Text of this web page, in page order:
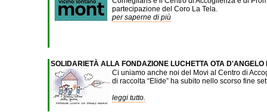
partecipazione del Coro La Tela.
per saperne di più
SOLIDARIETÀ ALLA FONDAZIONE LUCHETTA OTA D'ANGELO
Ci uniamo anche noi del Movi al Centro di
di raccolta “Elide” ha subito nello scorso fine
leggi tutto.